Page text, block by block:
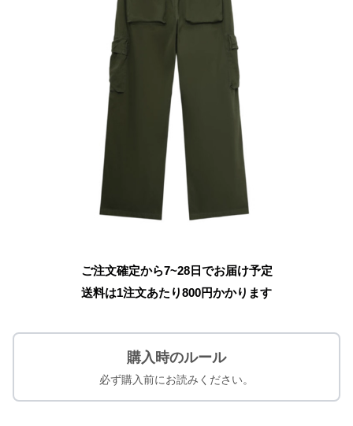
ご注文確定から7~28日でお届け予定
送料は1注文あたり800円かかります
購入時のルール
必ず購入前にお読みください。